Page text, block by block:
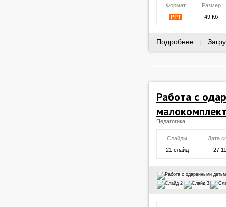
Формат
Размер
PPT
49 Кб
Подробнее
Работа с
Педагогика
Слайды
Дата
21 слайд